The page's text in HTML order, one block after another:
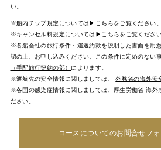
い。
※船内チップ規定については▶こちらをご覧ください。
※キャンセル料規定については ▶こちらをご覧ください
※各船会社の旅行条件・運送約款を説明した書面を用
認の上、お申し込みください。この条件に定めのない
（手配旅行契約の部） によります。
※渡航先の安全情報に関しましては、外務省の海外安
※各国の感染症情報に関しましては、
厚生労働省 海外
ださい。
コースについてのお問合せフ